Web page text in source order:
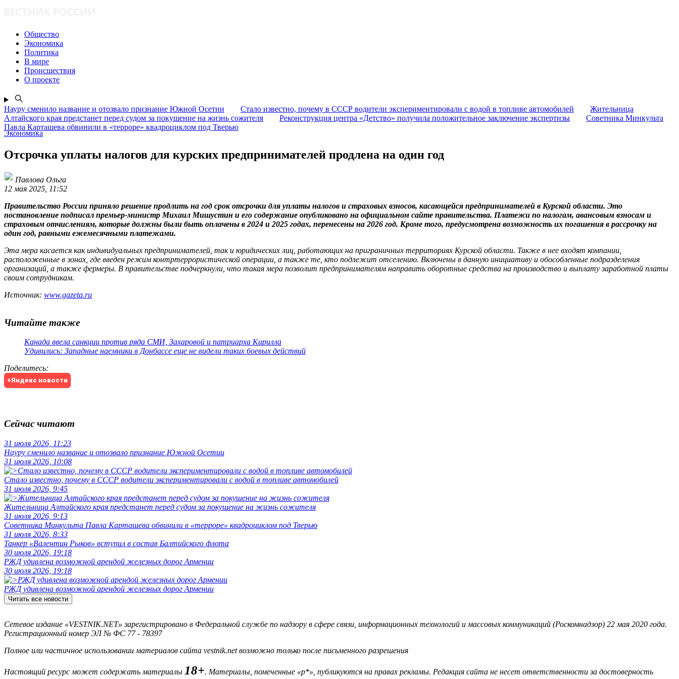
Общество
Экономика
Политика
В мире
Происшествия
О проекте
Науру сменило название и отозвало признание Южной Осетии Стало известно, почему в СССР водители экспериментировали с водой в топливе автомобилей
Жительница
Алтайского края предстанет перед судом за покушение на жизнь сожителя
Реконструкция центра «Детство» получила положительное заключение экспертизы
Советника Минкульта
Павла Карташева обвинили в «терроре» квадроциклом под Тверью
Экономика
Отсрочка уплаты налогов для курских предпринимателей продлена на один год
Павлова Ольга
12 мая 2025, 11:52
Правительство России приняло решение продлить на год срок отсрочки для уплаты налогов и страховых взносов, касающейся предпринимателей в Курской области. Это
постановление подписал премьер-министр Михаил Мишустин и его содержание опубликовано на официальном сайте правительства. Платежи по налогам, авансовым взносам и
страховым отчислениям, которые должны были быть оплачены в 2024 и 2025 годах, перенесены на 2026 год. Кроме того, предусмотрена возможность их погашения в рассрочку на
один год, равными ежемесячными платежами.
Эта мера касается как индивидуальных предпринимателей, так и юридических лиц, работающих на приграничных территориях Курской области. Также в нее входят компании,
расположенные в зонах, где введен режим контртеррористической операции, а также те, кто подлежит отселению. Включены в данную инициативу и обособленные подразделения
организаций, а также фермеры. В правительстве подчеркнули, что такая мера позволит предпринимателям направить оборотные средства на производство и выплату заработной платы
своим сотрудникам.
Источник: www.gazeta.ru
Читайте также
Канада ввела санкции против ряда СМИ, Захаровой и патриарха Кирилла
Удивились: Западные наемники в Донбассе еще не видели таких боевых действий
Поделитесь:
+Яндекс новости
Сейчас читают
31 июля 2026, 11:23
Науру сменило название и отозвало признание Южной Осетии
31 июля 2026, 10:08
Стало известно, почему в СССР водители экспериментировали с водой в топливе автомобилей
31 июля 2026, 9:45
Жительница Алтайского края предстанет перед судом за покушение на жизнь сожителя
31 июля 2026, 9:13
Советника Минкульта Павла Карташева обвинили в «терроре» квадроциклом под Тверью
31 июля 2026, 8:33
Танкер «Валентин Рыков» вступил в состав Балтийского флота
30 июля 2026, 19:18
РЖД удивлена возможной арендой железных дорог Армении
30 июля 2026, 19:18
РЖД удивлена возможной арендой железных дорог Армении
Читать все новости
Сетевое издание «VESTNIK.NET» зарегистрировано в Федеральной службе по надзору в сфере связи, информационных технологий и массовых коммуникаций (Роскомнадзор) 22 мая 2020 года.
Регистрационный номер ЭЛ № ФС 77 - 78397
Полное или частичное использовании материалов сайта vestnik.net возможно только после письменного разрешения
Настоящий ресурс может содержать материалы 18+. Материалы, помеченные «р*», публикуются на правах рекламы. Редакция сайта не несет ответственности за достоверность